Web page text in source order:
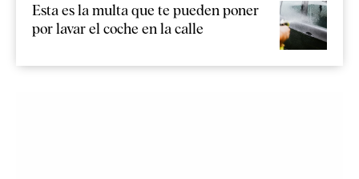
Esta es la multa que te pueden poner
por lavar el coche en la calle